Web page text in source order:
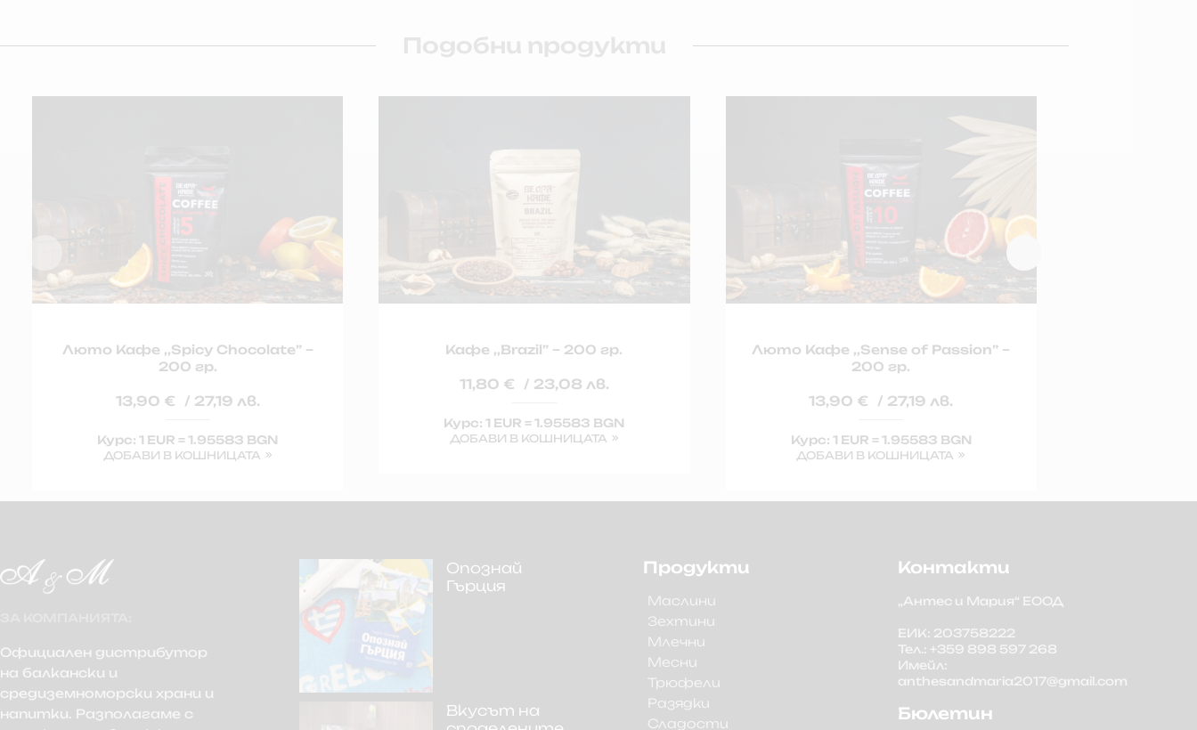
Люто Кафе ,,Spicy Chocolate” –
200 гр.
13,90 € / 27,19 лв.
Курс: 1 EUR = 1.95583 BGN
ДОБАВИ В КОШНИЦАТА
Кафе ,,Brazil” – 200 гр.
11,80 € / 23,08 лв.
Курс: 1 EUR = 1.95583 BGN
ДОБАВИ В КОШНИЦАТА
Люто Кафе ,,Sense of Passion” –
200 гр.
13,90 € / 27,19 лв.
Курс: 1 EUR = 1.95583 BGN
ДОБАВИ В КОШНИЦАТА
Официален дистрибутор
на балкански и
средиземноморски храни и
напитки. Разполагаме с
Опознай
Гърция
Вкусът на
Продукти
Маслини
Зехтини
Млечни
Месни
Трюфели
Разядки
Сладости
Контакти
„Антес и Мария“ ЕООД
ЕИК: 203758222
Тел.: +359 898 597 268
Имейл:
anthesandmaria2017@gmail.com
Бюлетин